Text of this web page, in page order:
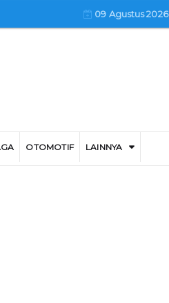
09 Agustus 2026
OTOMOTIF LAINNYA